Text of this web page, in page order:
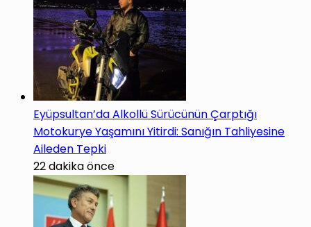
Eyüpsultan’da Alkollü Sürücünün Çarptığı
Motokurye Yaşamını Yitirdi: Sanığın Tahliyesine
Aileden Tepki
22 dakika önce